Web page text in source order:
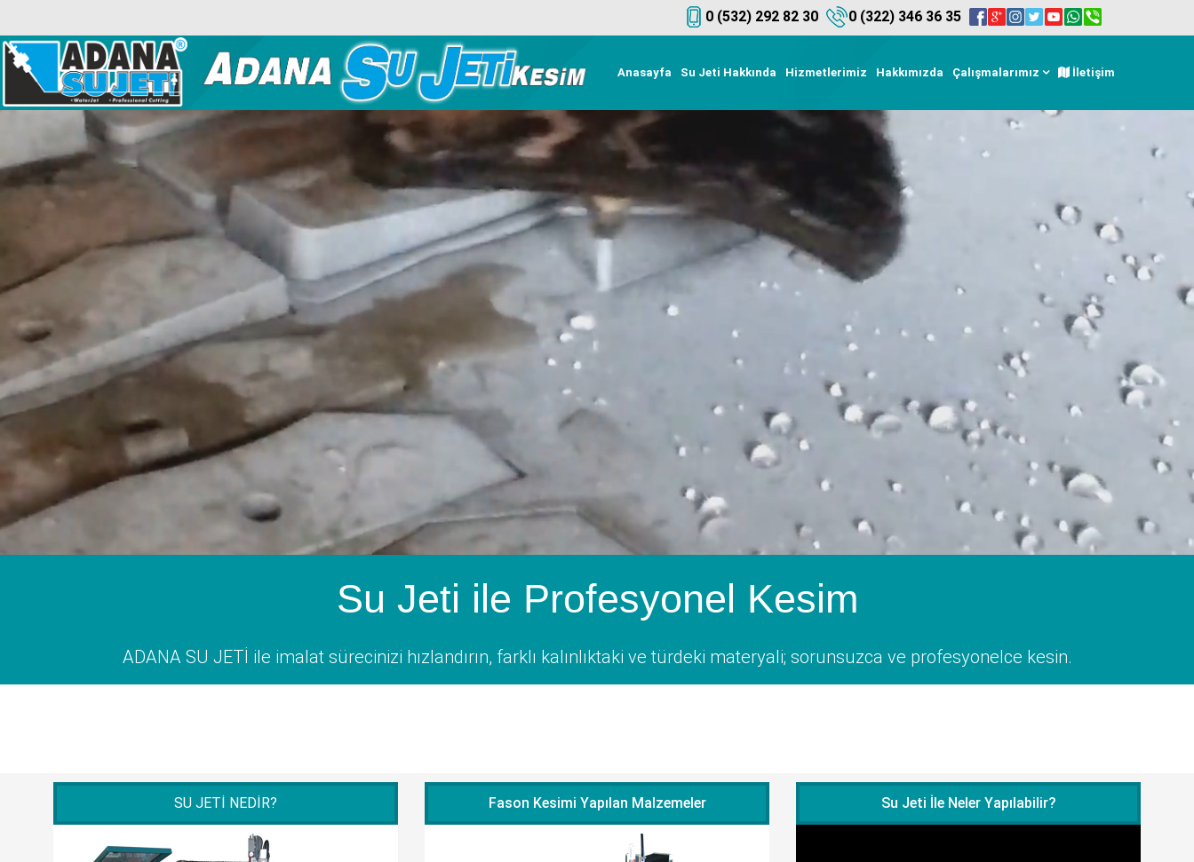
0 (532) 292 82 30 0 (322) 346 36 35
Anasayfa Su Jeti Hakkında Hizmetlerimiz Hakkımızda Çalışmalarımız İletişim
Su Jeti ile Profesyonel Kesim
ADANA SU JETİ ile imalat sürecinizi hızlandırın, farklı kalınlıktaki ve türdeki materyali; sorunsuzca ve profesyonelce kesin.
SU JETI NEDIR? Fason Kesimi Yapılan Malzemeler Su Jeti İle Neler Yapılabilir?